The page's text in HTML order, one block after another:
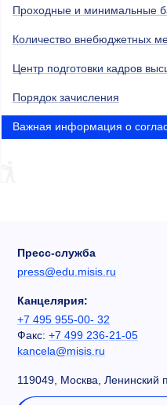
Проходные и минимальные
Количество внебюджетных
Центр подготовки кадров
Порядок зачисления
Важная информация о
Пресс-служба
press@edu.misis.ru
Канцелярия:
+7 495 955-00- 32
Факс: +7 499 236-21-05
kancela@misis.ru
119049, Москва, Ленинский